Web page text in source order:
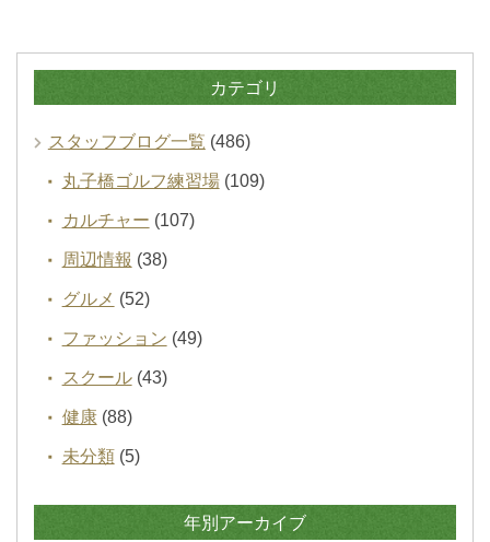
カテゴリ
スタッフブログ一覧 (486)
丸子橋ゴルフ練習場(109)
カルチャー (107)
周辺情報 (38)
グルメ (52)
ファッション (49)
スクール(43)
健康(88)
未分類(5)
年別アーカイブ